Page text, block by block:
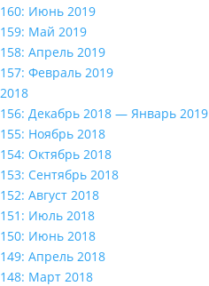
160: Июнь 2019
159: Май 2019
158: Апрель 2019
157: Февраль 2019
2018
156: Декабрь 2018 — Январь 2019
155: Ноябрь 2018
154: Октябрь 2018
153: Сентябрь 2018
152: Август 2018
151: Июль 2018
150: Июнь 2018
149: Апрель 2018
148: Март 2018